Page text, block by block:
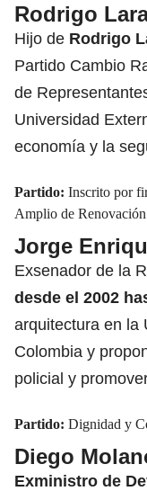
Rodrigo
Hijo de Rodrigo
Partido Cambio
de
Universidad
economía y la
Partido: Inscrito por
Amplio de
Jorge
Exsenador de la
desde el 2002
arquitectura en la
Colombia y
policial y
Partido: Dignidad y
Diego
Exministro de